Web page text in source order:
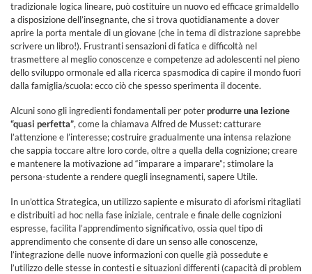
tradizionale logica lineare, può costituire un nuovo ed efficace grimaldello
a disposizione dell’insegnante, che si trova quotidianamente a dover
aprire la porta mentale di un giovane (che in tema di distrazione saprebbe
scrivere un libro!). Frustranti sensazioni di fatica e difficoltà nel
trasmettere al meglio conoscenze e competenze ad adolescenti nel pieno
dello sviluppo ormonale ed alla ricerca spasmodica di capire il mondo fuori
dalla famiglia/scuola: ecco ciò che spesso sperimenta il docente.
Alcuni sono gli ingredienti fondamentali per poterprodurre una lezione
“quasi perfetta”, come la chiamava Alfred de Musset: catturare
l’attenzione e l’interesse; costruire gradualmente una intensa relazione
che sappia toccare altre loro corde, oltre a quella della cognizione; creare
e mantenere la motivazione ad “imparare a imparare”; stimolare la
persona-studente a rendere quegli insegnamenti, sapere Utile.
In un’ottica Strategica, un utilizzo sapiente e misurato di aforismi ritagliati
e distribuiti ad hoc nella fase iniziale, centrale e finale delle cognizioni
espresse, facilita l’apprendimento significativo, ossia quel tipo di
apprendimento che consente di dare un senso alle conoscenze,
l’integrazione delle nuove informazioni con quelle già possedute e
l’utilizzo delle stesse in contesti e situazioni differenti (capacità di problem